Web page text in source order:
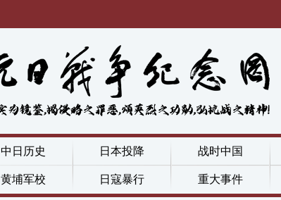
中日历史 日本投降 战时中国
黄埔军校 日寇暴行 重大事件